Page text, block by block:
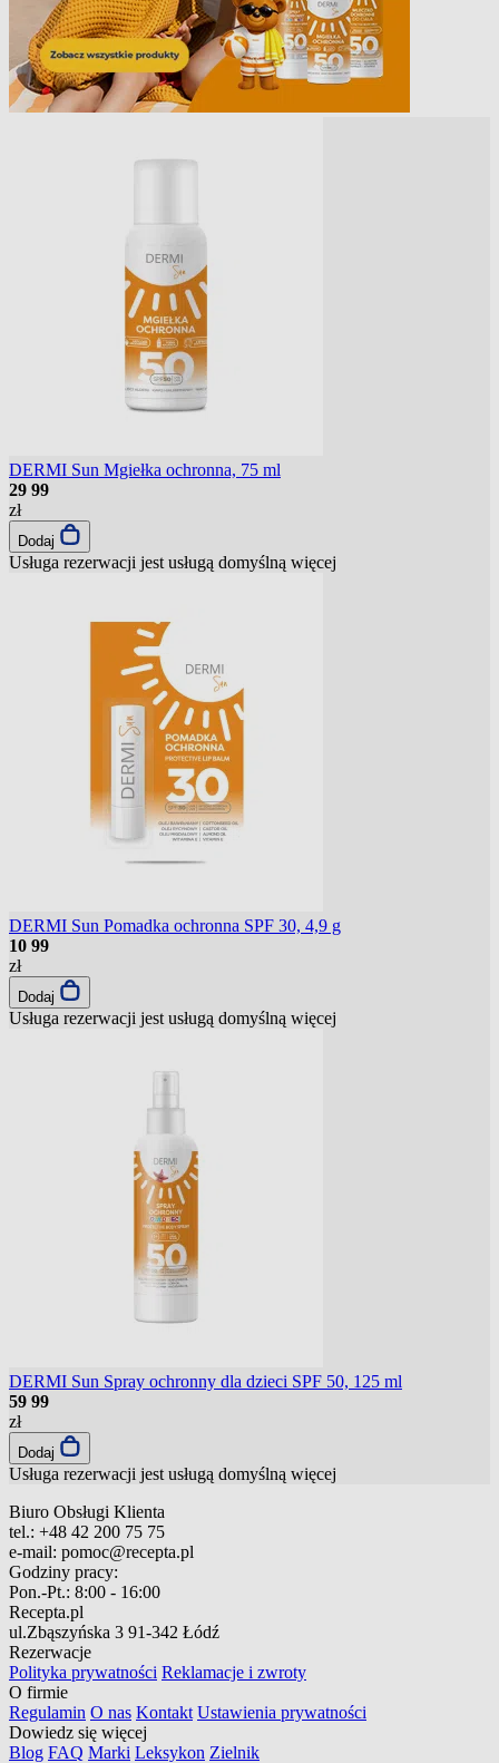
DERMI Sun Mgiełka ochronna, 75 ml
29 99
zł
Dodaj
Usługa rezerwacji jest usługą domyślną więcej
DERMI Sun Pomadka ochronna SPF 30, 4,9 g
10 99
zł
Dodaj
Usługa rezerwacji jest usługą domyślną więcej
DERMI Sun Spray ochronny dla dzieci SPF 50, 125 ml
59 99
zł
Dodaj
Usługa rezerwacji jest usługą domyślną więcej
Biuro Obsługi Klienta
tel.: +48 42 200 75 75
e-mail: pomoc@recepta.pl
Godziny pracy:
Pon.-Pt.: 8:00 - 16:00
Recepta.pl
ul.Zbąszyńska 3 91-342 Łódź
Rezerwacje
Polityka prywatności Reklamacje i zwroty
O firmie
Regulamin O nas Kontakt Ustawienia prywatności
Dowiedz się więcej
Blog FAQ Marki Leksykon Zielnik